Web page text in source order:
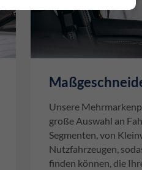
Unsere
große Auswahl an
Segmenten, von
Nutzfahrzeugen,
finden können, die